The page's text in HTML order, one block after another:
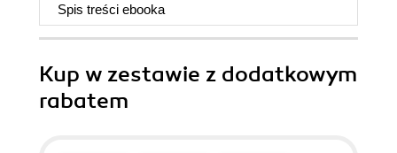
Spis treści ebooka
Kup w zestawie z dodatkowym
rabatem